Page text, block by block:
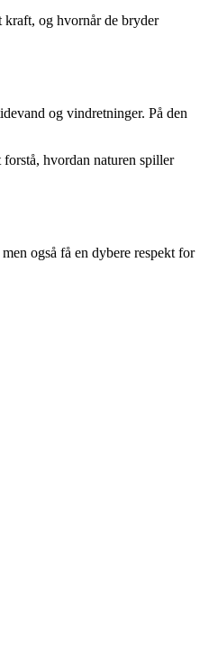
kraft, og hvornår de bryder
og vindretninger. På den
hvordan naturen spiller
også få en dybere respekt for